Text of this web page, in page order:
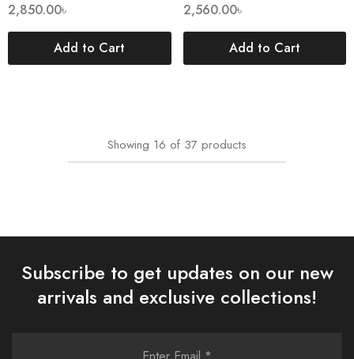
2,850.00৳
Add to Cart
2,560.00৳
Add to Cart
Showing 16 of 37 products
Subscribe to get updates on our new
arrivals and exclusive collections!